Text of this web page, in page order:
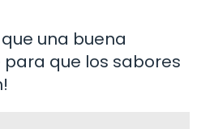
una buena
que los sabores